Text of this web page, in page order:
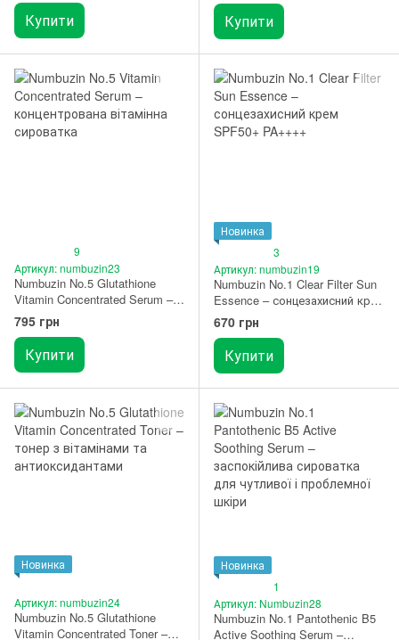
Купити Купити
9
Артикул: numbuzin23
Numbuzin No.5 Glutathione
Vitamin Concentrated Serum –
концентрована вітамінна
сироватка 30 мл
795 грн
Купити
Новинка
3
Артикул: numbuzin19
Numbuzin No.1 Clear Filter Sun
Essence – сонцезахисний крем
SPF50+ PA++++
670 грн
Купити
Новинка
Артикул: numbuzin24
Numbuzin No.5 Glutathione
Vitamin Concentrated Toner –
Новинка
1
Артикул: Numbuzin28
Numbuzin No.1 Pantothenic B5
Active Soothing Serum –